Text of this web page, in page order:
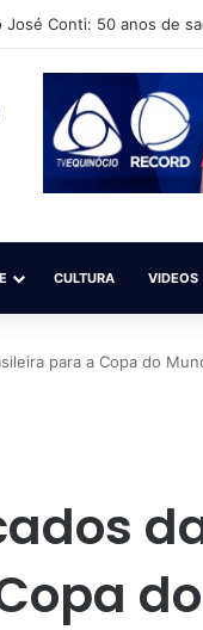
Língua Solta
CULTURA VIDEOS
para a Copa do